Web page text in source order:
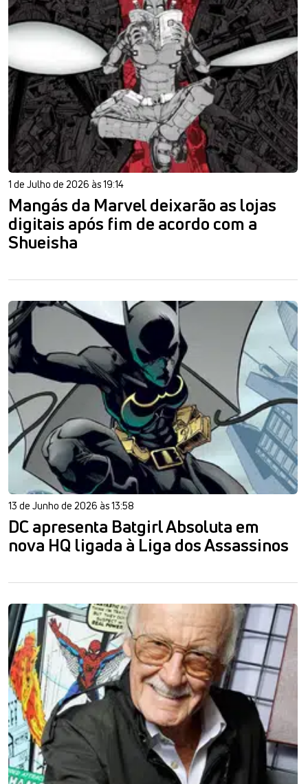
1 de Julho de 2026 às 19:14
Mangás da Marvel deixarão as lojas
digitais após fim de acordo com a
Shueisha
13 de Junho de 2026 às 13:58
DC apresenta Batgirl Absoluta em
nova HQ ligada à Liga dos Assassinos